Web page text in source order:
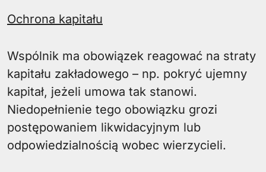
Ochrona kapitału
Wspólnik ma obowiązek reagować na straty
kapitału zakładowego – np. pokryć ujemny
kapitał, jeżeli umowa tak stanowi.
Niedopełnienie tego obowiązku grozi
postępowaniem likwidacyjnym lub
odpowiedzialnością wobec wierzycieli.